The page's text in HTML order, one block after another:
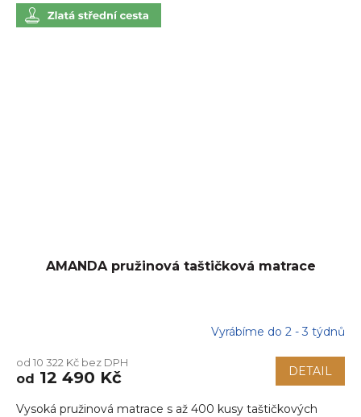
AMANDA pružinová taštičková matrace
Vyrábíme do 2 - 3 týdnů
od 10 322 Kč bez DPH
od 12 490 Kč DETAIL
Vysoká pružinová matrace s až 400 kusy taštičkových